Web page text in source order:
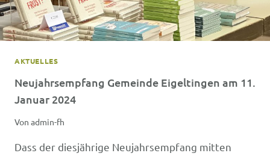
AKTUELLES
Neujahrsempfang Gemeinde Eigeltingen am 11.
Januar 2024
Von admin-fh
Dass der diesjährige Neujahrsempfang mitten